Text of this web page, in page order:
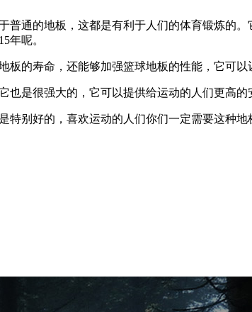
通的地板，这都是有利于人们的体育锻炼的。
年呢。
的寿命，还能够加强篮球地板的性能，它可以
是很强大的，它可以提供给运动的人们更高的
别好的，喜欢运动的人们你们一定需要这种地